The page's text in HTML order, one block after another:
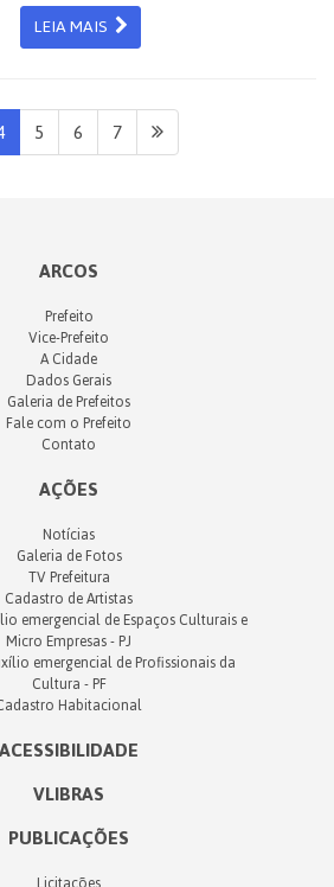
LEIA MAIS
5 6 7
ARCOS
Prefeito
Vice-Prefeito
A Cidade
Dados Gerais
Galeria de Prefeitos
Fale com o Prefeito
Contato
AÇÕES
Notícias
Galeria de Fotos
TV Prefeitura
Cadastro de Artistas
emergencial de Espaços Culturais e
Micro Empresas - PJ
emergencial de Profissionais da
Cultura - PF
Habitacional
ACESSIBILIDADE
VLIBRAS
PUBLICAÇÕES